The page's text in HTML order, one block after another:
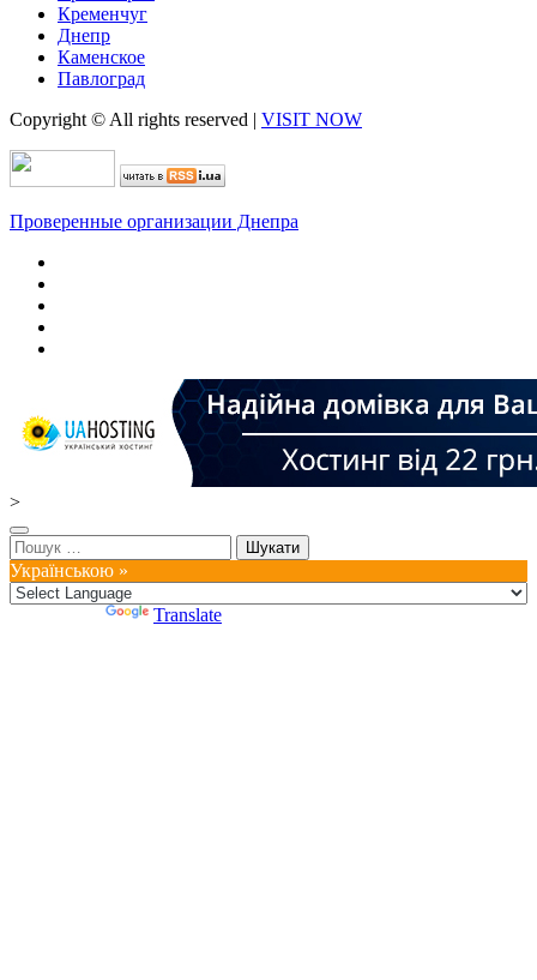
Кременчуг
Днепр
Каменское
Павлоград
Copyright © All rights reserved | VISIT NOW
Проверенные организации Днепра
>
Пошук:
Українською »
Translate